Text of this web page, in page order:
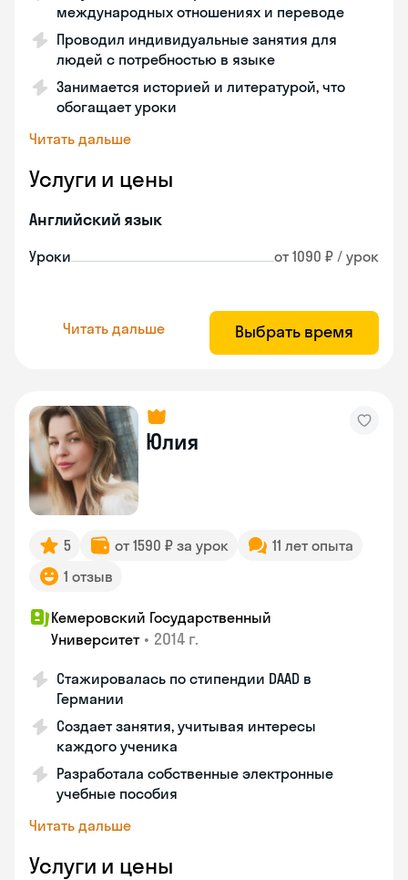
международных отношениях и переводе
Проводил индивидуальные занятия для
людей с потребностью в языке
Занимается историей и литературой, что
обогащает уроки
Читать дальше
Услуги и цены
Английский язык
Уроки от 1090 ₽ / урок
Читать дальше Выбрать время
Юлия
5 от 1590 ₽ за урок
11 лет опыта
1 отзыв
Кемеровский Государственный
Университет • 2014 г.
Стажировалась по стипендии DAAD в
Германии
Создает занятия, учитывая интересы
каждого ученика
Разработала собственные электронные
учебные пособия
Читать дальше
Услуги и цены